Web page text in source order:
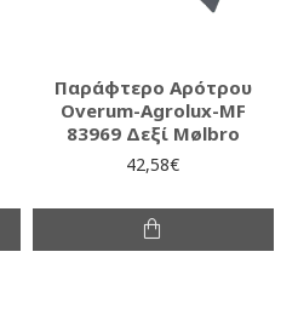
Παράφτερο Αρότρου
Overum-Agrolux-MF
83969 Δεξί Mølbro
42,58€